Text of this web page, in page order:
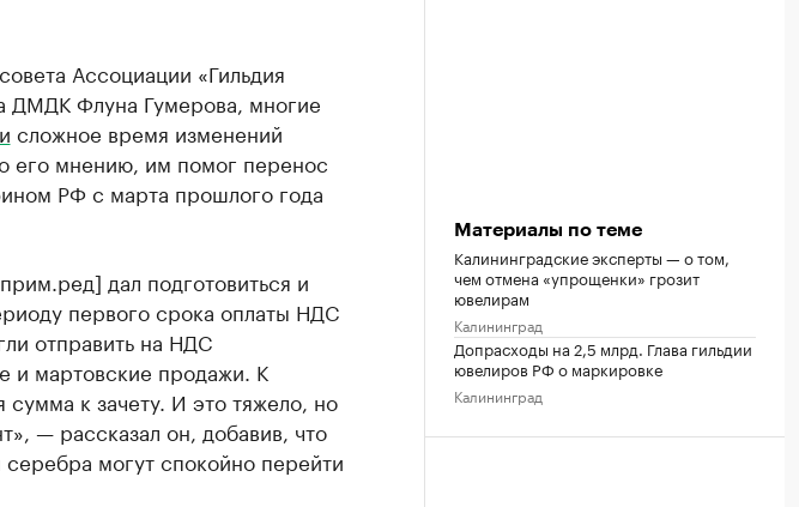
Ассоциации «Гильдия
ДМДК Флуна Гумерова, многие
сложное время изменений
его мнению, им помог перенос
РФ с марта прошлого года
дал подготовиться и
первого срока оплаты НДС
отправить на НДС
и мартовские продажи. К
к зачету. И это тяжело, но
— рассказал он, добавив, что
могут спокойно перейти
Материалы по теме
Калининградские эксперты — о том,
чем отмена «упрощенки» грозит
ювелирам
Калининград
Допрасходы на 2,5 млрд. Глава гильдии
ювелиров РФ о маркировке
Калининград